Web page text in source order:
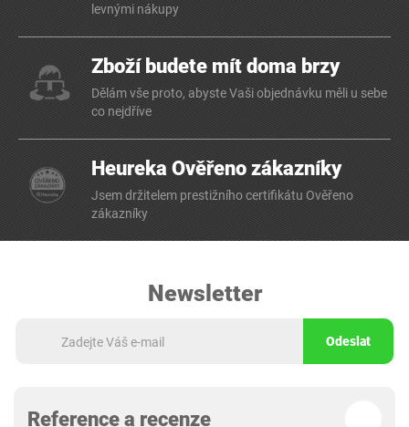
levnými nákupy
Zboží budete mít doma brzy
Dělám vše proto, abyste Vaši objednávku měli u sebe
co nejdříve
Heureka Ověřeno zákazníky
Jsem držitelem prestižního certifikátu Ověřeno
zákazníky
Newsletter
Odeslat
Reference a recenze